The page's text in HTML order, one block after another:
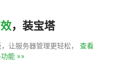
，装宝塔
让服务器管理更轻松，
查看
能 »»